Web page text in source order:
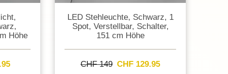
Höhe
LED Stehleuchte, Schwarz, 1
Spot, Verstellbar, Schalter,
151 cm Höhe
CHF 149 CHF 129.95